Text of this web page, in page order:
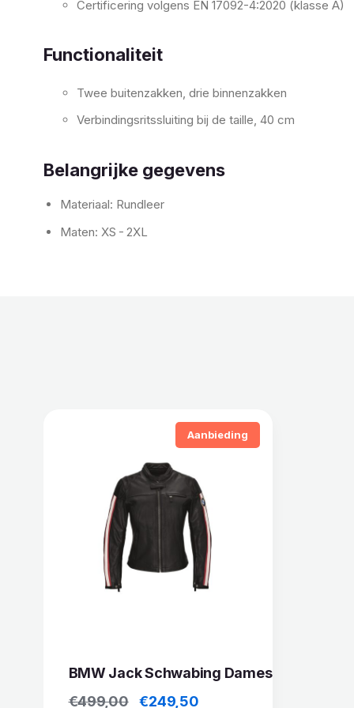
Certificering volgens EN 17092-4:2020 (klasse A)
Functionaliteit
Twee buitenzakken, drie binnenzakken
Verbindingsritssluiting bij de taille, 40 cm
Belangrijke gegevens
Materiaal: Rundleer
Maten: XS - 2XL
Aanbieding
BMW Jack Schwabing Dames
€499,00 Oorspronkelijke prijs was:
€249,50Huidige prijs is: